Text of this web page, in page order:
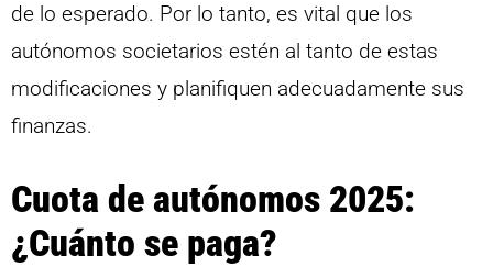
de lo esperado. Por lo tanto, es vital que los
autónomos societarios estén al tanto de estas
modificaciones y planifiquen adecuadamente sus
finanzas.
Cuota de autónomos 2025:
¿Cuánto se paga?